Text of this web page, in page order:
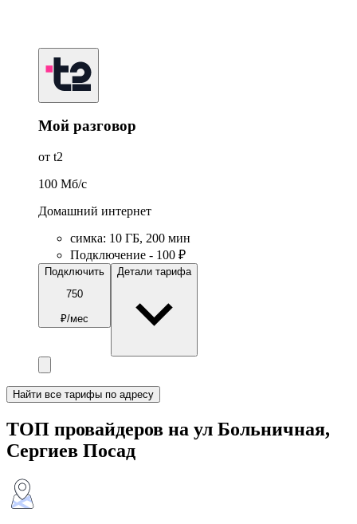
Мой разговор
от t2
100 Мб/c
Домашний интернет
симка: 10 ГБ, 200 мин
Подключение - 100 ₽
Подключить
750
₽/мес
Детали тарифа
Найти все тарифы по адресу
ТОП провайдеров на ул Больничная,
Сергиев Посад